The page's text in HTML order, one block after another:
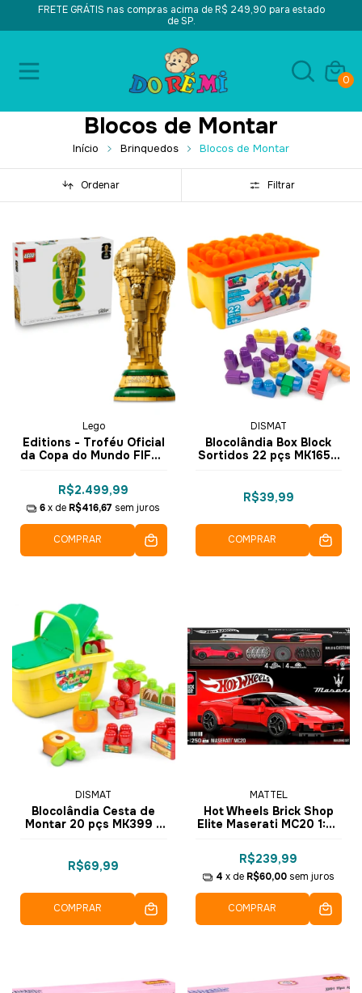
FRETE GRÁTIS nas compras acima de R$ 249,90 para estado
de SP.
0
Blocos de Montar
Início Brinquedos Blocos de Montar
Ordenar Filtrar
Lego
Editions - Troféu Oficial
da Copa do Mundo FIFA™
R$2.499,99
6 x de R$416,67 sem juros
COMPRAR
DISMAT
Blocolândia Box Block
Sortidos 22 pçs MK165 -
R$39,99
COMPRAR
DISMAT
Blocolândia Cesta de
Montar 20 pçs MK399 -
R$69,99
COMPRAR
MATTEL
Hot Wheels Brick Shop
Elite Maserati MC20 1:32
250 pçs JFR90 - Mattel
R$239,99
4 x de R$60,00 sem juros
COMPRAR